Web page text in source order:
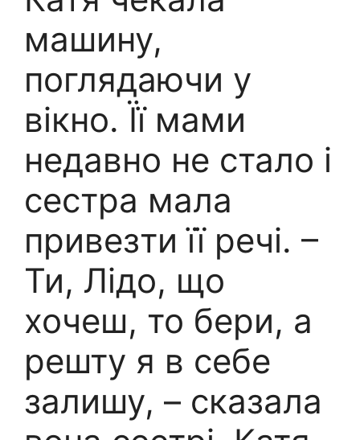
машину,
поглядаючи у
вікно. Її мами
недавно не стало і
сестра мала
привезти її речі. –
Ти, Лідо, що
хочеш, то бери, а
решту я в себе
залишу, – сказала